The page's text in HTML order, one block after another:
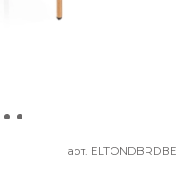
арт. ELTONDBRDBE